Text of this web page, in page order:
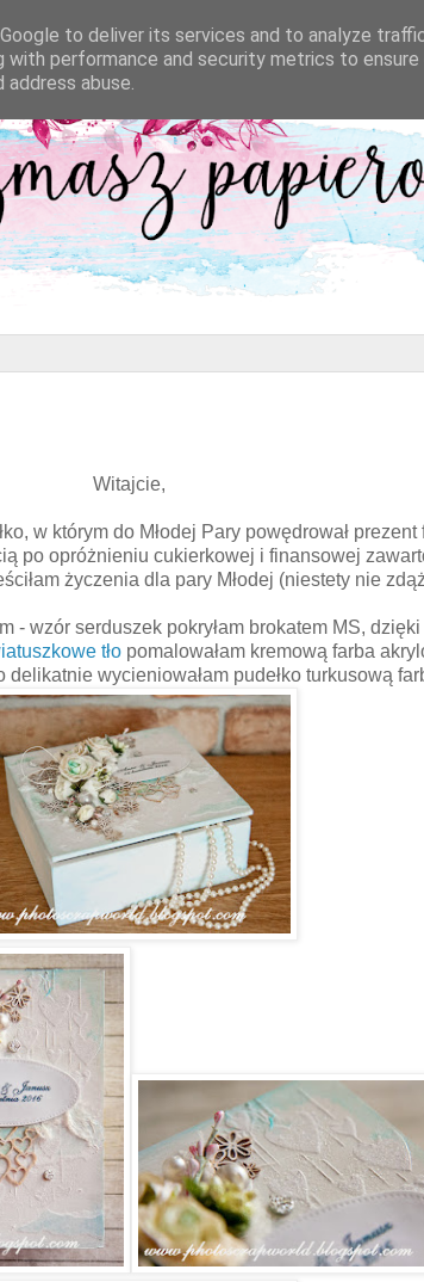
Witajcie,
w którym do Młodej Pary powędrował
po opróżnieniu cukierkowej i finansowej
życzenia dla pary Młodej (niestety nie
- wzór serduszek pokryłam brokatem MS,
tło pomalowałam kremową farba
delikatnie wycieniowałam pudełko turkusową
to deliver its services and to analyze
with performance and security metrics to
abuse.